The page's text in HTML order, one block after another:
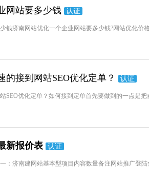
网站要多少钱 认证
钱济南网站优化一个企业网站要多少钱?网站优化价
的接到网站SEO优化定单？ 认证
SEO优化定单？如何接到定单首先要做到的一点是
新报价表 认证
：济南建网站基本型项目内容数量备注网站推广登